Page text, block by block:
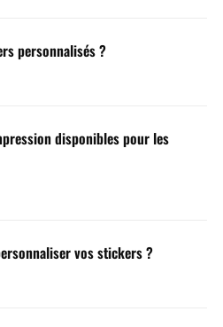
personnalisés ?
disponibles pour les
vos stickers ?